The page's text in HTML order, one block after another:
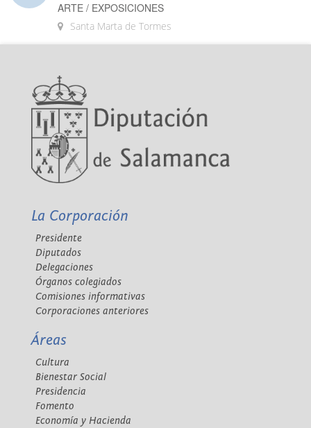
ARTE / EXPOSICIONES
Santa Marta de Tormes
La Corporación
Presidente
Diputados
Delegaciones
Órganos colegiados
Comisiones informativas
Corporaciones anteriores
Áreas
Cultura
Bienestar Social
Presidencia
Fomento
Economía y Hacienda